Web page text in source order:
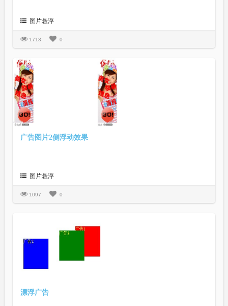
图片悬浮
1713 0
广告图片2侧浮动效果
图片悬浮
1097 0
漂浮广告